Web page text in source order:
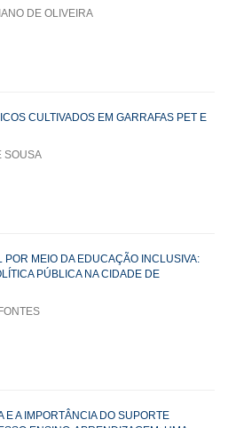
DE OLIVEIRA
CULTIVADOS EM GARRAFAS PET E
SOUSA
POR MEIO DA EDUCAÇÃO INCLUSIVA:
PÚBLICA NA CIDADE DE
E A IMPORTÂNCIA DO SUPORTE